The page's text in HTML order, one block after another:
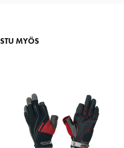
MYÖS